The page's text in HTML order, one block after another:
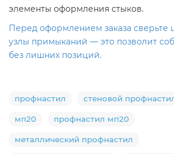
элементы оформления стыков.
Перед оформлением заказа сверьте
узлы примыканий — это позволит
без лишних позиций.
профнастил стеновой
мп20 профнастил мп20
металлический профнастил